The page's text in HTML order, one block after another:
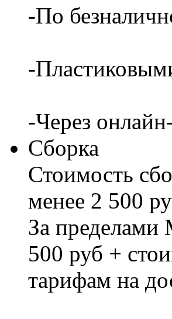
-По
-
-Через
Сборка
Стоимость
менее 2 500
За
500 руб +
тарифам на